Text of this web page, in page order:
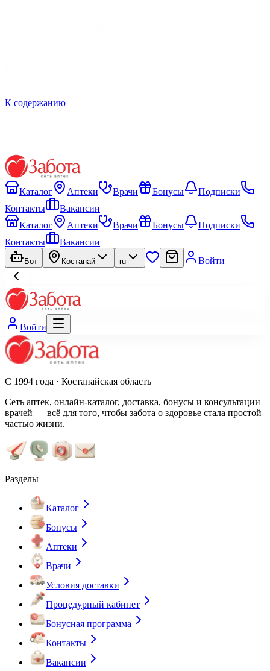
К содержанию
Каталог Аптеки Врачи Бонусы
Подписки
Контакты
Вакансии
Каталог
Аптеки Врачи Бонусы
Подписки
Контакты
Вакансии
Бот Костанай ru Войти
Войти
С 1994 года · Костанайская область
Сеть аптек, онлайн-каталог, доставка, бонусы и консультации
врачей — всё для того, чтобы забота о здоровье стала простой
частью жизни.
Разделы
Каталог
Бонусы
Аптеки
Врачи
Условия доставки
Процедурный кабинет
Бонусная программа
Контакты
Вакансии